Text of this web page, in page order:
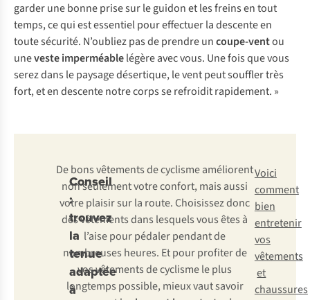
garder une bonne prise sur le guidon et les freins en tout
temps, ce qui est essentiel pour effectuer la descente en
toute sécurité. N’oubliez pas de prendre uncoupe-ventou
uneveste imperméablelégère avec vous. Une fois que vous
serez dans le paysage désertique, le vent peut souffler très
fort, et en descente notre corps se refroidit rapidement. »
Conseil
:
trouvez
la
tenue
adaptée
à
De bons vêtements de cyclisme améliorent
non seulement votre confort, mais aussi
votre plaisir sur la route. Choisissez donc
des vêtements dans lesquels vous êtes à
l’aise pour pédaler pendant de
nombreuses heures. Et pour profiter de
vos vêtements de cyclisme le plus
longtemps possible, mieux vaut savoir
Voici
comment
bien
entretenir
vos
vêtements
et
chaussures